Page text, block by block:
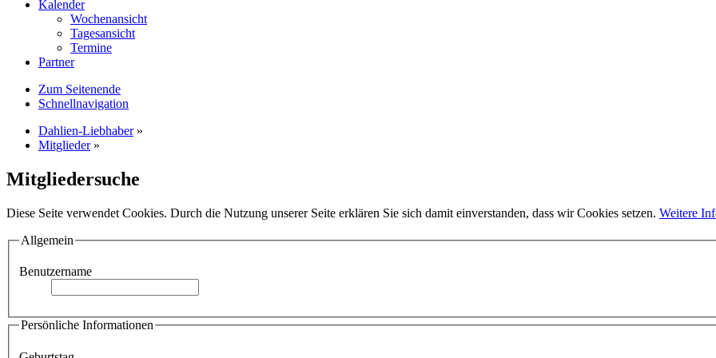
Kalender
Wochenansicht
Tagesansicht
Termine
Partner
Zum Seitenende
Schnellnavigation
Dahlien-Liebhaber »
Mitglieder »
Mitgliedersuche
Diese Seite verwendet Cookies. Durch die Nutzung unserer Seite erklären Sie sich damit einverstanden, dass wir Cookies setzen. Weitere
Allgemein
Benutzername
Persönliche Informationen